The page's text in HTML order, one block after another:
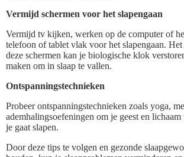
Vermijd schermen voor het slapengaan
Vermijd tv kijken, werken op de computer of
telefoon of tablet vlak voor het slapengaan.
deze schermen kan je biologische klok
maken om in slaap te vallen.
Ontspanningstechnieken
Probeer ontspanningstechnieken zoals yoga,
ademhalingsoefeningen om je geest en
je gaat slapen.
Door deze tips te volgen en gezonde